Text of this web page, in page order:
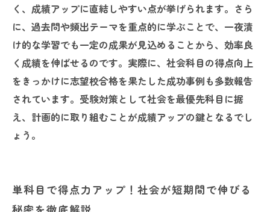
く、成績アップに直結しやすい点が挙げられます。さら
に、過去問や頻出テーマを重点的に学ぶことで、一夜漬
け的な学習でも一定の成果が見込めることから、効率良
く成績を伸ばせるのです。実際に、社会科目の得点向上
をきっかけに志望校合格を果たした成功事例も多数報告
されています。受験対策として社会を最優先科目に据
え、計画的に取り組むことが成績アップの鍵となるでし
ょう。
単科目で得点力アップ！社会が短期間で伸びる